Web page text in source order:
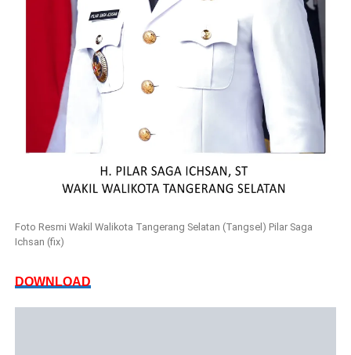
Foto Resmi Wakil Walikota Tangerang Selatan (Tangsel) Pilar Saga
Ichsan (fix)
DOWNLOAD